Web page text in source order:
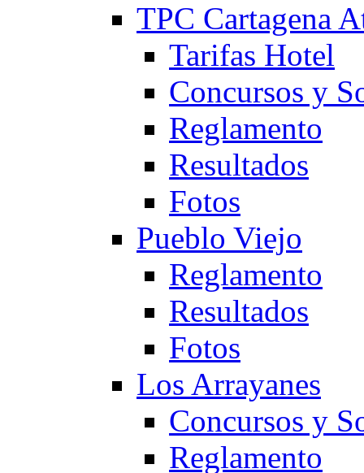
TPC Cartagena
Tarifas Hotel
Concursos y
Reglamento
Resultados
Fotos
Pueblo Viejo
Reglamento
Resultados
Fotos
Los Arrayanes
Concursos y
Reglamento